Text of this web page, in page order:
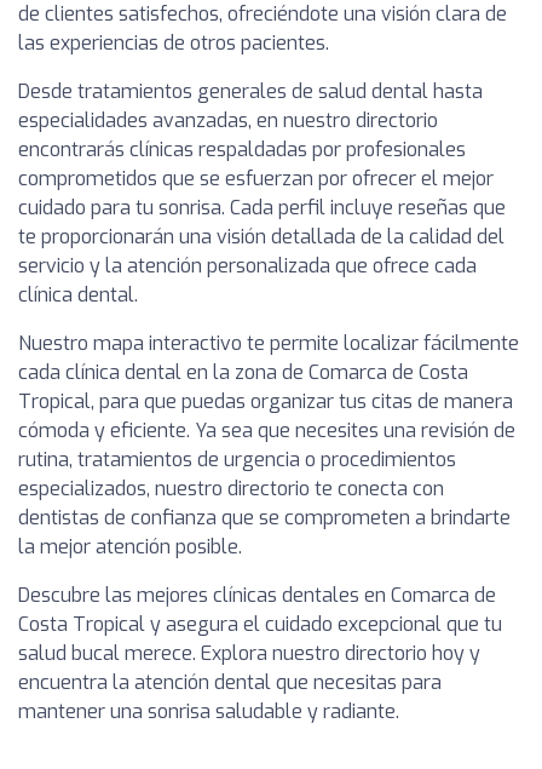
de clientes satisfechos, ofreciéndote una visión clara de
las experiencias de otros pacientes.
Desde tratamientos generales de salud dental hasta
especialidades avanzadas, en nuestro directorio
encontrarás clínicas respaldadas por profesionales
comprometidos que se esfuerzan por ofrecer el mejor
cuidado para tu sonrisa. Cada perfil incluye reseñas que
te proporcionarán una visión detallada de la calidad del
servicio y la atención personalizada que ofrece cada
clínica dental.
Nuestro mapa interactivo te permite localizar fácilmente
cada clínica dental en la zona de Comarca de Costa
Tropical, para que puedas organizar tus citas de manera
cómoda y eficiente. Ya sea que necesites una revisión de
rutina, tratamientos de urgencia o procedimientos
especializados, nuestro directorio te conecta con
dentistas de confianza que se comprometen a brindarte
la mejor atención posible.
Descubre las mejores clínicas dentales en Comarca de
Costa Tropical y asegura el cuidado excepcional que tu
salud bucal merece. Explora nuestro directorio hoy y
encuentra la atención dental que necesitas para
mantener una sonrisa saludable y radiante.